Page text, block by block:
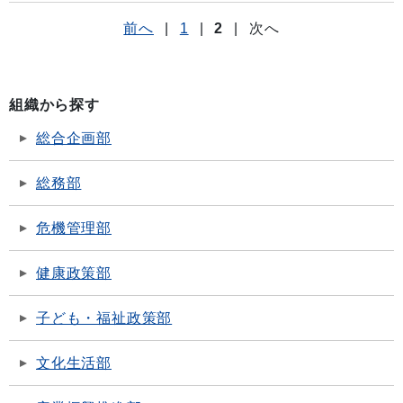
前へ 1 2 次へ
組織から探す
総合企画部
総務部
危機管理部
健康政策部
子ども・福祉政策部
文化生活部